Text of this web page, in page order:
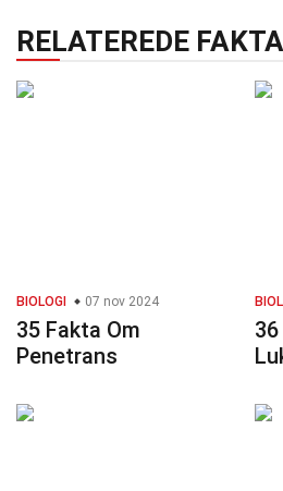
RELATEREDE FAKTA
BIOLOGI 07 nov 2024
35 Fakta Om
Penetrans